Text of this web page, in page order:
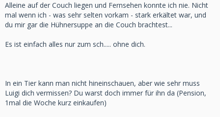
Alleine auf der Couch liegen und Fernsehen konnte ich nie. Nicht
mal wenn ich - was sehr selten vorkam - stark erkältet war, und
du mir gar die Hühnersuppe an die Couch brachtest...
Es ist einfach alles nur zum sch..... ohne dich.
In ein Tier kann man nicht hineinschauen, aber wie sehr muss
Luigi dich vermissen? Du warst doch immer für ihn da (Pension,
1mal die Woche kurz einkaufen)